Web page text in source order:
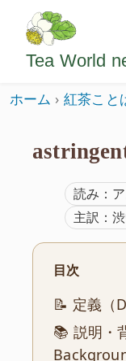
ようこそいら
Tea World
ホーム 紅茶こと
読み：
主訳：
目次
📝 定義（
📚 説明・